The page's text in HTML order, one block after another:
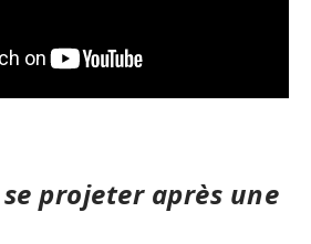
projeter après une